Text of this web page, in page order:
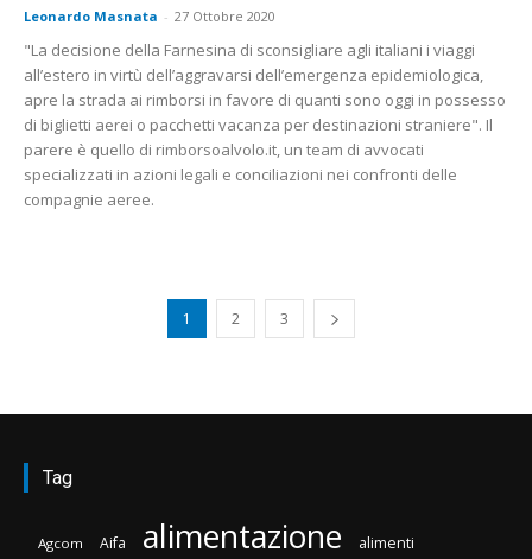
Leonardo Masnata - 27 Ottobre 2020
"La decisione della Farnesina di sconsigliare agli italiani i viaggi
all’estero in virtù dell’aggravarsi dell’emergenza epidemiologica,
apre la strada ai rimborsi in favore di quanti sono oggi in possesso
di biglietti aerei o pacchetti vacanza per destinazioni straniere". Il
parere è quello di rimborsoalvolo.it, un team di avvocati
specializzati in azioni legali e conciliazioni nei confronti delle
compagnie aeree.
1 2 3
Tag
Agcom Aifa alimentazione alimenti